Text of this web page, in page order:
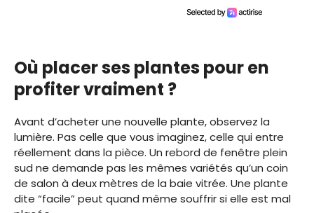
Où placer ses plantes pour en
profiter vraiment ?
Avant d’acheter une nouvelle plante, observez la
lumière. Pas celle que vous imaginez, celle qui entre
réellement dans la pièce. Un rebord de fenêtre plein
sud ne demande pas les mêmes variétés qu’un coin
de salon à deux mètres de la baie vitrée. Une plante
dite “facile” peut quand même souffrir si elle est mal